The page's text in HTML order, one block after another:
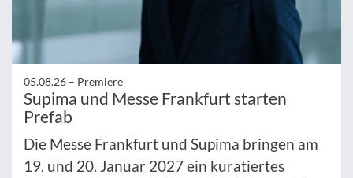
05.08.26 – Premiere
Supima und Messe Frankfurt starten
Prefab
Die Messe Frankfurt und Supima bringen am
19. und 20. Januar 2027 ein kuratiertes